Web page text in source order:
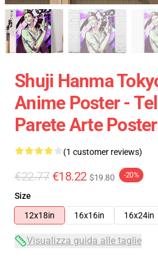
Shuji Hanma
Anime Poster -
Parete Arte Poster
(1 customer reviews)
€22.77 €18.22 $19.80 -20%
Size
12x18in
16x16in 16x24in
Visualizza guida alle taglie